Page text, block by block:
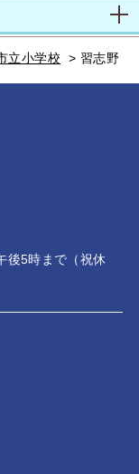
立小学校 > 習志野
後5時まで（祝休